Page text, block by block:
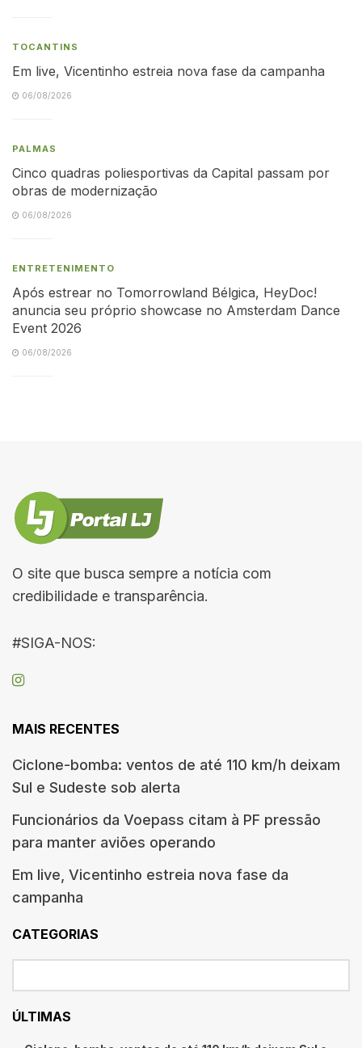
TOCANTINS
Em live, Vicentinho estreia nova fase da campanha
06/08/2026
PALMAS
Cinco quadras poliesportivas da Capital passam por
obras de modernização
06/08/2026
ENTRETENIMENTO
Após estrear no Tomorrowland Bélgica, HeyDoc!
anuncia seu próprio showcase no Amsterdam Dance
Event 2026
06/08/2026
O site que busca sempre a notícia com
credibilidade e transparência.
#SIGA-NOS:
MAIS RECENTES
Ciclone-bomba: ventos de até 110 km/h deixam
Sul e Sudeste sob alerta
Funcionários da Voepass citam à PF pressão
para manter aviões operando
Em live, Vicentinho estreia nova fase da
campanha
CATEGORIAS
ÚLTIMAS